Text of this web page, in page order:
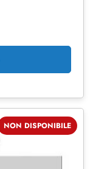
NON DISPONIBILE